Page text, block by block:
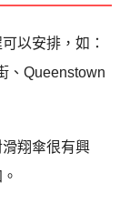
以安排，如：
、Queenstown
翔傘很有興